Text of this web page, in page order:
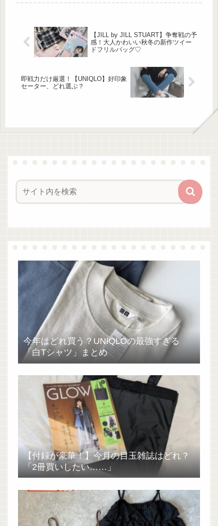
【JILL by JILL STUART】争奪戦の予
感！大人かわいい秋冬の新作ツイー
ドフリルバッグ♡
即戦力だけ厳選！【UNIQLO】好印象
セーター、どれ選ぶ？
今年はどれ買う？UNIQLOの最強すぎる
「白Tシャツ」まとめ
【付録が豪華！】今月の目玉雑誌はどれ？
「2冊買いしたい……」